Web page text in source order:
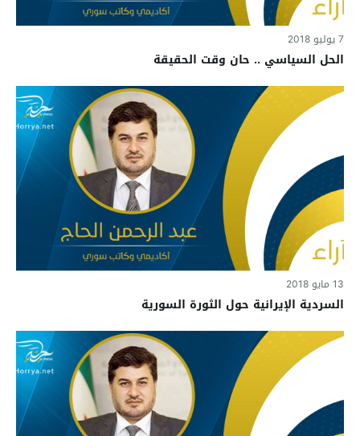
7 يوليو 2018
الحل السياسي .. حان وقت الحقيقة
13 مايو 2018
السردية الإيرانية حول الثورة السورية